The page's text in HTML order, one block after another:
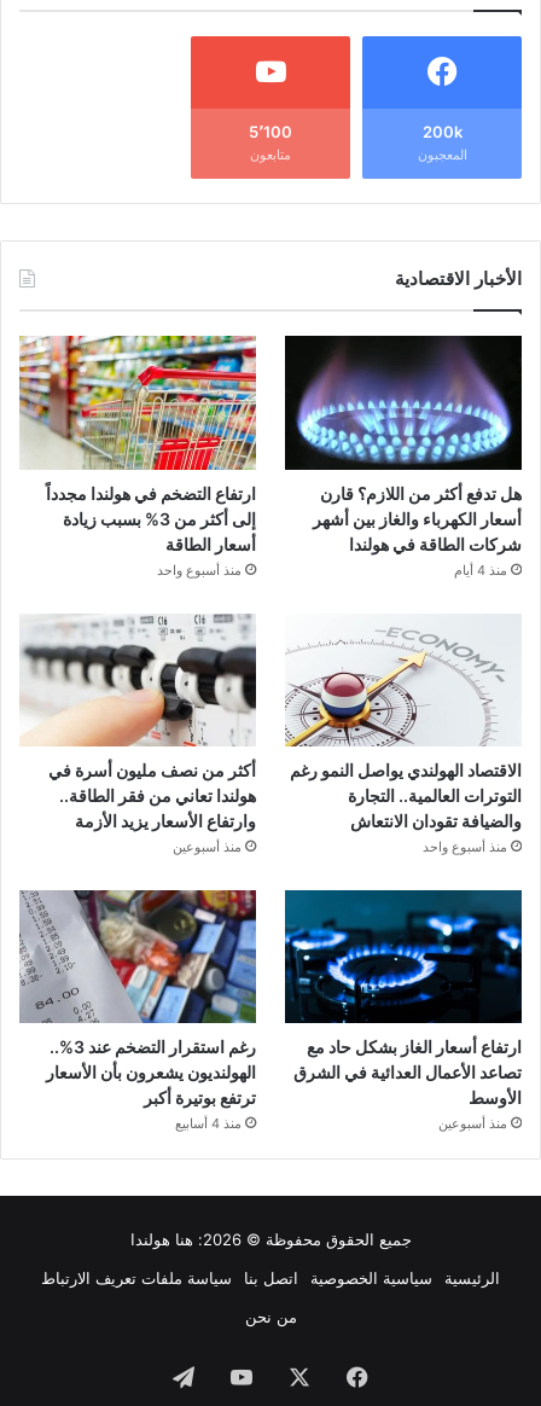
200k
المعجبون
5٬100
متابعون
الأخبار الاقتصادية
هل تدفع أكثر من اللازم؟ قارن
أسعار الكهرباء والغاز بين أشهر
شركات الطاقة في هولندا
منذ 4 أيام
ارتفاع التضخم في هولندا مجدداً
إلى أكثر من 3% بسبب زيادة
أسعار الطاقة
منذ أسبوع واحد
الاقتصاد الهولندي يواصل النمو رغم
التوترات العالمية.. التجارة
والضيافة تقودان الانتعاش
منذ أسبوع واحد
أكثر من نصف مليون أسرة في
هولندا تعاني من فقر الطاقة..
وارتفاع الأسعار يزيد الأزمة
منذ أسبوعين
ارتفاع أسعار الغاز بشكل حاد مع
تصاعد الأعمال العدائية في الشرق
الأوسط
منذ أسبوعين
رغم استقرار التضخم عند 3%..
الهولنديون يشعرون بأن الأسعار
ترتفع بوتيرة أكبر
منذ 4 أسابيع
جميع الحقوق محفوظة © 2026:
هنا هولندا
الرئيسية
سياسية الخصوصية اتصل بنا
سياسة ملفات تعريف الارتباط
من نحن
فيسبوك ‫YouTubeتيلقرام